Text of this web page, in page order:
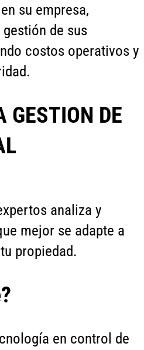
su empresa,
de sus
costos operativos y
GESTION DE
analiza y
mejor se adapte a
propiedad.
en control de